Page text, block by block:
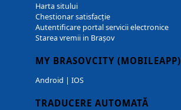
Harta sitului
Chestionar satisfacție
Autentificare portal servicii electronice
Starea vremii in Brașov
MY BRASOVCITY (MOBILEAPP)
Android | IOS
TRADUCERE AUTOMATĂ